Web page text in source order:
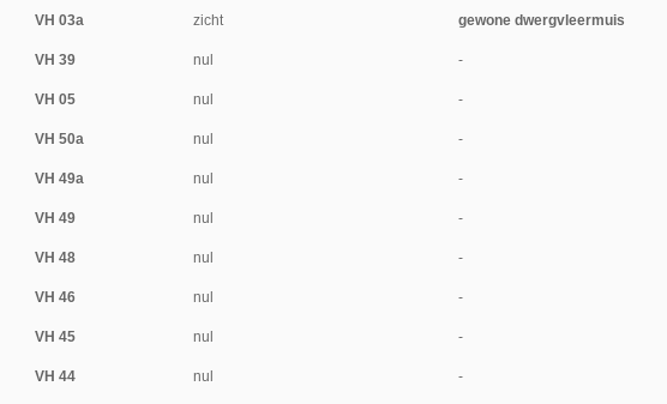
VH 03a zicht gewone dwergvleermuis
VH 39 nul -
VH 05 nul -
VH 50a nul -
VH 49a nul -
VH 49 nul -
VH 48 nul -
VH 46 nul -
VH 45 nul -
VH 44 nul -